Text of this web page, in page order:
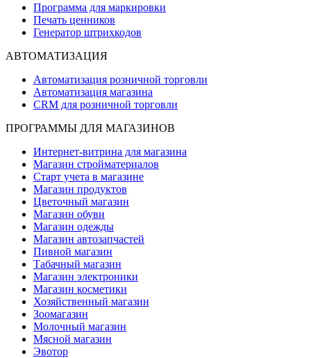
Программа для маркировки
Печать ценников
Генератор штрихкодов
АВТОМАТИЗАЦИЯ
Автоматизация розничной торговли
Автоматизация магазина
CRM для розничной торговли
ПРОГРАММЫ ДЛЯ МАГАЗИНОВ
Интернет-витрина для магазина
Магазин стройматериалов
Старт учета в магазине
Магазин продуктов
Цветочный магазин
Магазин обуви
Магазин одежды
Магазин автозапчастей
Пивной магазин
Табачный магазин
Магазин электроники
Магазин косметики
Хозяйственный магазин
Зоомагазин
Молочный магазин
Мясной магазин
Эвотор